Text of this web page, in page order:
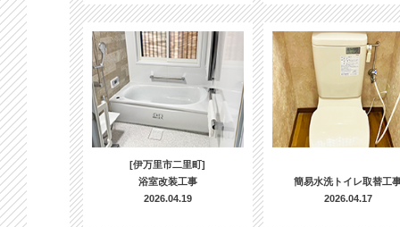
[伊万里市二里町]
浴室改装工事
2026.04.19
簡易水洗トイレ取替工
2026.04.17